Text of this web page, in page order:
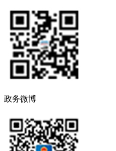
政务微博